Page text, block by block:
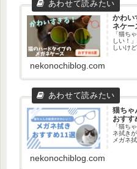
かわい
ネケー
「猫ち
しい！
しいけ
ね。そ
ケース
nekonochiblog.com
猫ちゃ
おすす
「猫ち
ネ拭き
メガネ
のメガ
す！か
nekonochiblog.com